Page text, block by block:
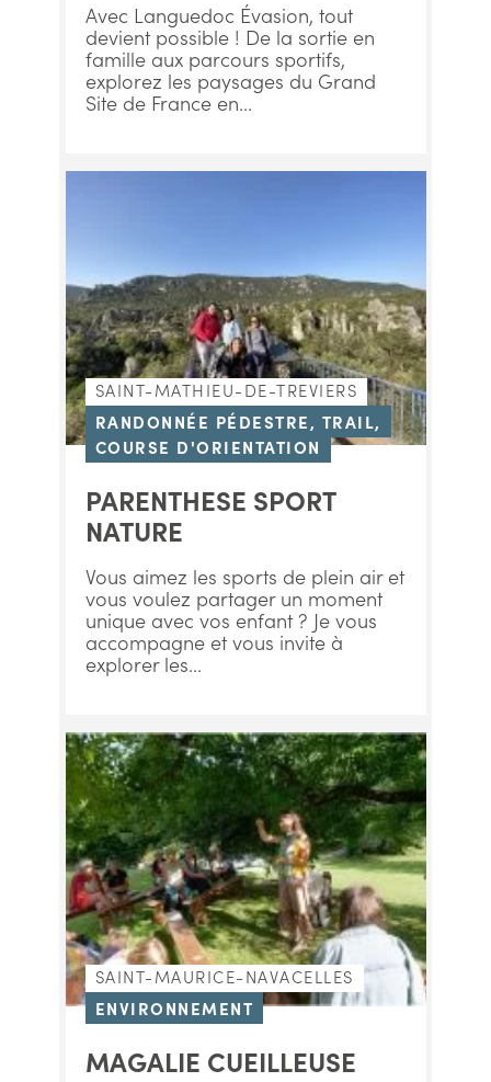
Avec Languedoc Évasion, tout
devient possible ! De la sortie en
famille aux parcours sportifs,
explorez les paysages du Grand
Site de France en...
SAINT-MATHIEU-DE-TREVIERS
RANDONNÉE PÉDESTRE, TRAIL,
COURSE D'ORIENTATION
PARENTHESE SPORT
NATURE
Vous aimez les sports de plein air et
vous voulez partager un moment
unique avec vos enfant ? Je vous
accompagne et vous invite à
explorer les...
SAINT-MAURICE-NAVACELLES
ENVIRONNEMENT
MAGALIE CUEILLEUSE